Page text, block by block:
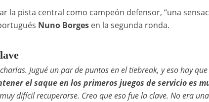
la pista central como campeón defensor, “una
Nuno Borgesen la segunda ronda.
Jugué un par de puntos en el tiebreak, y eso hay que
el saque en los primeros juegos de servicio es
difícil recuperarse. Creo que eso fue la clave. No era una